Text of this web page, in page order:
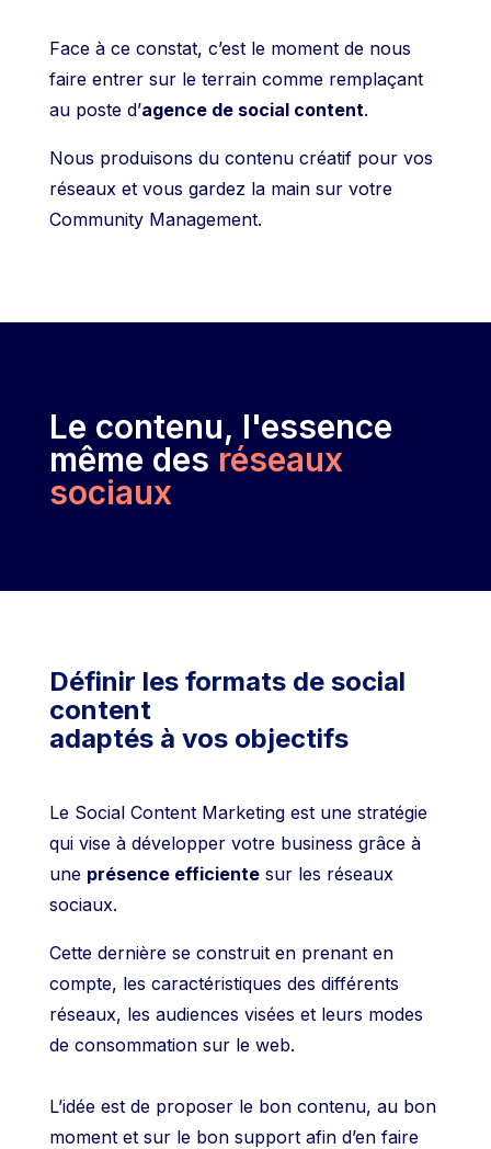
Face à ce constat, c’est le moment de nous
faire entrer sur le terrain comme remplaçant
au poste d’agence de social content.
Nous produisons du contenu créatif pour vos
réseaux et vous gardez la main sur votre
Community Management.
Le contenu, l'essence
même des réseaux
sociaux
Définir les formats de social
content
adaptés à vos objectifs
Le Social Content Marketing est une stratégie
qui vise à développer votre business grâce à
une présence efficientesur les réseaux
sociaux.
Cette dernière se construit en prenant en
compte, les caractéristiques des différents
réseaux, les audiences visées et leurs modes
de consommation sur le web.
L’idée est de proposer le bon contenu, au bon
moment et sur le bon support afin d’en faire